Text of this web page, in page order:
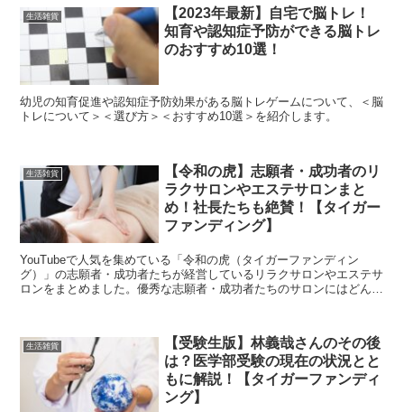
生活雑貨
【2023年最新】自宅で脳トレ！
知育や認知症予防ができる脳トレ
のおすすめ10選！
幼児の知育促進や認知症予防効果がある脳トレゲームについて、＜脳
トレについて＞＜選び方＞＜おすすめ10選＞を紹介します。
生活雑貨
【令和の虎】志願者・成功者のリ
ラクサロンやエステサロンまと
め！社長たちも絶賛！【タイガー
ファンディング】
YouTubeで人気を集めている「令和の虎（タイガーファンディン
グ）」の志願者・成功者たちが経営しているリラクサロンやエステサ
ロンをまとめました。優秀な志願者・成功者たちのサロンにはどんな
生活雑貨
【受験生版】林義哉さんのその後
は？医学部受験の現在の状況とと
もに解説！【タイガーファンディ
ング】